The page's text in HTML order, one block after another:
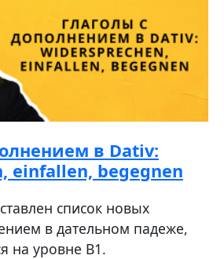
в Dativ:
einfallen, begegnen
список новых
в дательном падеже,
на уровне В1.